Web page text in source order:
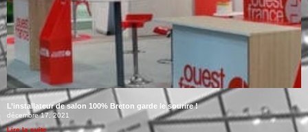
L’installateur de salon 100% Breton garde le sourire !
décembre 17, 2021
Lire la suite